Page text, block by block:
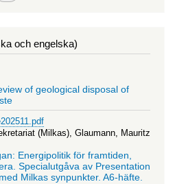
och engelska)
of geological disposal of
(Milkas), Glaumann, Mauritz
Energipolitik för framtiden,
Specialutgåva av Presentation
Milkas synpunkter. A6-häfte.